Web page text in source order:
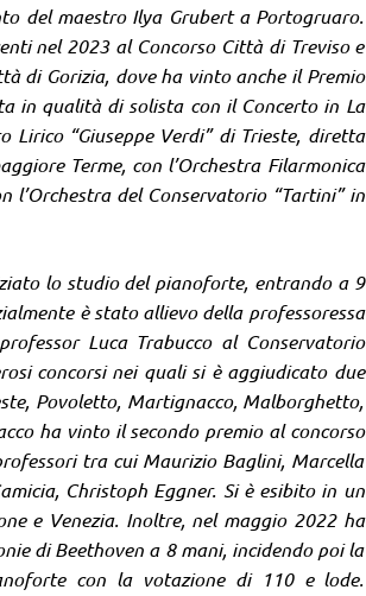
del maestro Ilya Grubert a Portogruaro.
nel 2023 al Concorso Città di Treviso e
di Gorizia, dove ha vinto anche il Premio
in qualità di solista con il Concerto in La
Lirico “Giuseppe Verdi” di Trieste, diretta
Terme, con l’Orchestra Filarmonica
l’Orchestra del Conservatorio “Tartini” in
lo studio del pianoforte, entrando a 9
è stato allievo della professoressa
Luca Trabucco al Conservatorio
concorsi nei quali si è aggiudicato due
Povoletto, Martignacco, Malborghetto,
ha vinto il secondo premio al concorso
tra cui Maurizio Baglini, Marcella
Christoph Eggner. Si è esibito in un
e Venezia. Inoltre, nel maggio 2022 ha
di Beethoven a 8 mani, incidendo poi la
con la votazione di 110 e lode.